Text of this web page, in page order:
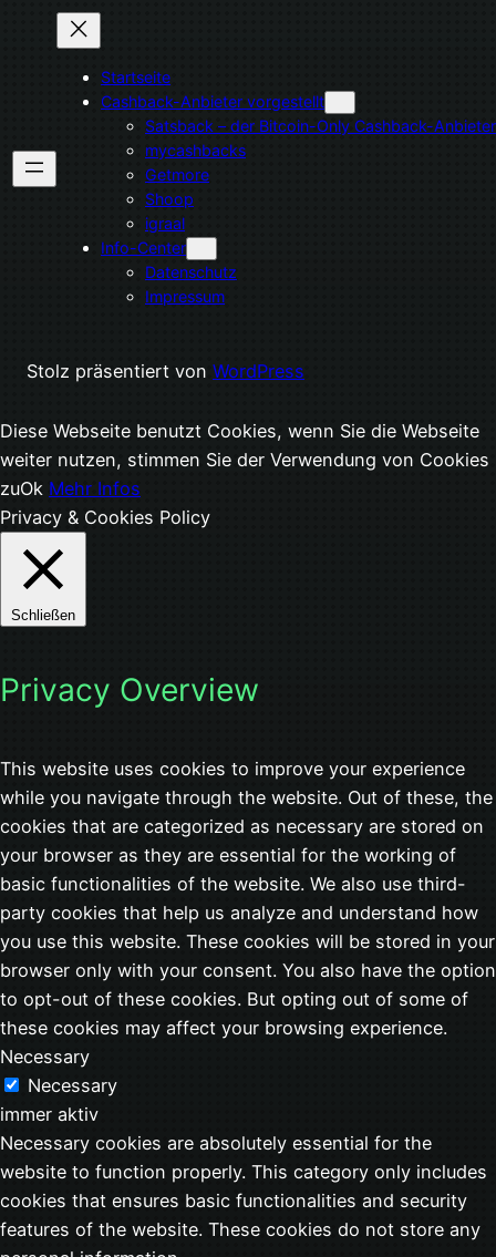
Startseite
Cashback-Anbieter vorgestellt
Satsback – der Bitcoin-Only Cashback-Anbieter
mycashbacks
Getmore
Shoop
igraal
Info-Center
Datenschutz
Impressum
Stolz präsentiert von WordPress
Diese Webseite benutzt Cookies, wenn Sie die Webseite
weiter nutzen, stimmen Sie der Verwendung von Cookies
zuOk Mehr Infos
Privacy & Cookies Policy
Schließen
Privacy Overview
This website uses cookies to improve your experience
while you navigate through the website. Out of these, the
cookies that are categorized as necessary are stored on
your browser as they are essential for the working of
basic functionalities of the website. We also use third-
party cookies that help us analyze and understand how
you use this website. These cookies will be stored in your
browser only with your consent. You also have the option
to opt-out of these cookies. But opting out of some of
these cookies may affect your browsing experience.
Necessary
Necessary
immer aktiv
Necessary cookies are absolutely essential for the
website to function properly. This category only includes
cookies that ensures basic functionalities and security
features of the website. These cookies do not store any